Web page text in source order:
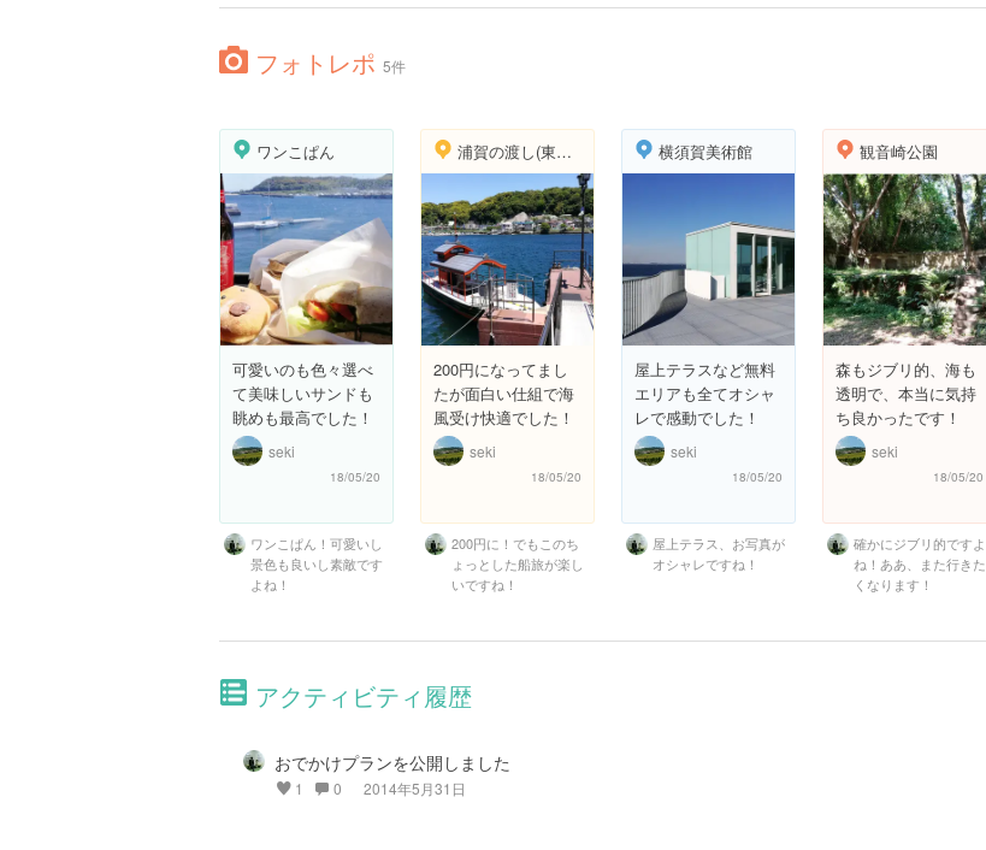
フォトレポ 5件
ワンこぱん
可愛いのも色々選べ
て美味しいサンドも
眺めも最高でした！
seki
18/05/20
ワンこぱん！可愛いし
景色も良いし素敵です
よね！
浦賀の渡し(東渡船場)
200円になってまし
たが面白い仕組で海
風受け快適でした！
seki
18/05/20
200円に！でもこのち
ょっとした船旅が楽し
いですね！
横須賀美術館
屋上テラスなど無料
エリアも全てオシャ
レで感動でした！
seki
18/05/20
屋上テラス、お写真が
オシャレですね！
観音崎公園
森もジブリ的、海も
透明で、本当に気持
ち良かったです！
seki
18/05/20
確かにジブリ的ですよ
ね！ああ、また行きた
くなります！
アクティビティ履歴
おでかけプランを公開しました
1 0 2014年5月31日